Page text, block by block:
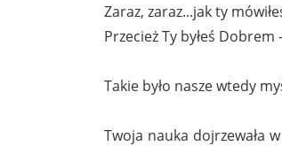
Zaraz, zaraz...jak ty
Przecież Ty byłeś Dobrem
Takie było nasze wtedy
Twoja nauka dojrzewała